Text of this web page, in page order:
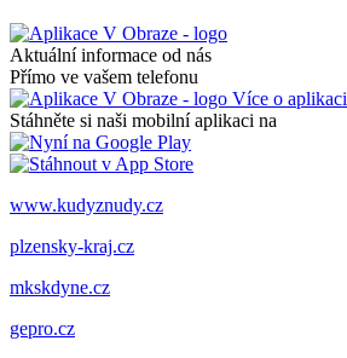
Aktuální informace od nás
Přímo ve vašem telefonu
Více o aplikaci
Stáhněte si naši mobilní aplikaci na
www.kudyznudy.cz
plzensky-kraj.cz
mkskdyne.cz
gepro.cz